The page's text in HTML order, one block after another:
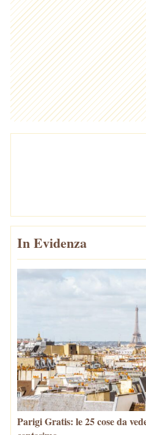
In Evidenza
Parigi Gratis: le 25 cose da